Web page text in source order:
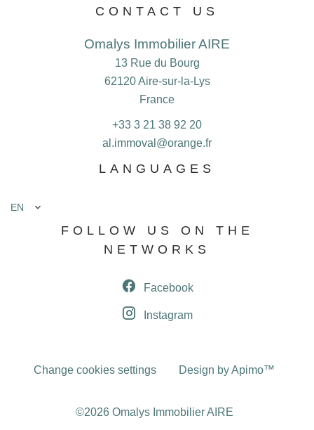
CONTACT US
Omalys Immobilier AIRE
13 Rue du Bourg
62120Aire-sur-la-Lys
France
+33 3 21 38 92 20
al.immoval@orange.fr
LANGUAGES
EN
FOLLOW US ON THE
NETWORKS
Facebook
Instagram
Change cookies settings Design byApimo™
©2026 Omalys Immobilier AIRE